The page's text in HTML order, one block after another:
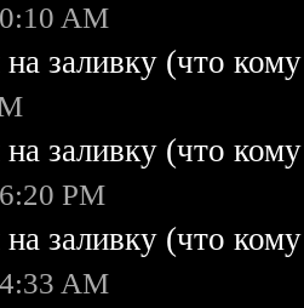
AM
заливку (что
заливку (что
PM
заливку (что
AM